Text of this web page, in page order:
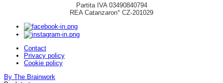
Partita IVA 03490840794
REA Catanzaron° CZ-201029
Contact
Privacy policy
Cookie policy
By The Brainwork